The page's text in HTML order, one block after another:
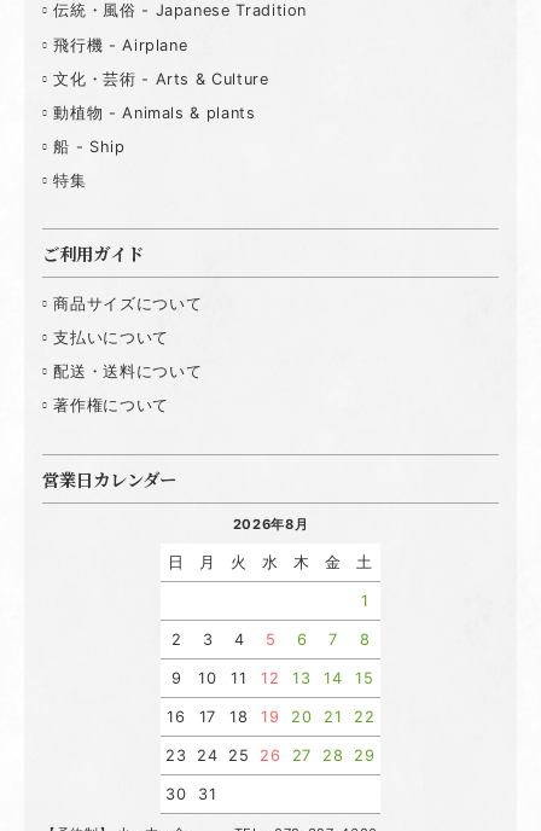
伝統・風俗 - Japanese Tradition
飛行機 - Airplane
文化・芸術 - Arts & Culture
動植物 - Animals & plants
船 - Ship
特集
ご利用ガイド
商品サイズについて
支払いについて
配送・送料について
著作権について
営業日カレンダー
2026年8月
日 月 火 水 木 金 土
1
2 3 4 5 6 7 8
9 10 11 12 13 14 15
16 17 18 19 20 21 22
23 24 25 26 27 28 29
30 31